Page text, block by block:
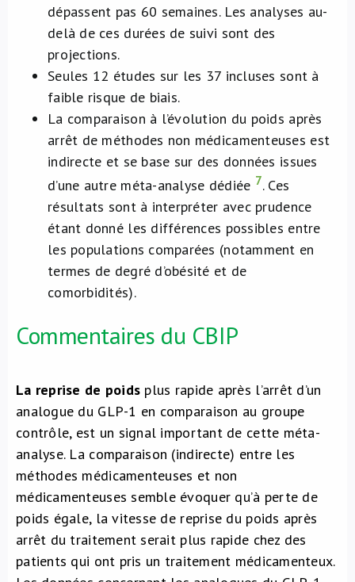
dépassent pas 60 semaines. Les analyses au-
delà de ces durées de suivi sont des
projections.
Seules 12 études sur les 37 incluses sont à
faible risque de biais.
La comparaison à l’évolution du poids après
arrêt de méthodes non médicamenteuses est
indirecte et se base sur des données issues
d’une autre méta-analyse dédiée 7. Ces
résultats sont à interpréter avec prudence
étant donné les différences possibles entre
les populations comparées (notamment en
termes de degré d’obésité et de
comorbidités).
Commentaires du CBIP
La reprise de poids plus rapide après l’arrêt d’un
analogue du GLP-1 en comparaison au groupe
contrôle, est un signal important de cette méta-
analyse. La comparaison (indirecte) entre les
méthodes médicamenteuses et non
médicamenteuses semble évoquer qu’à perte de
poids égale, la vitesse de reprise du poids après
arrêt du traitement serait plus rapide chez des
patients qui ont pris un traitement médicamenteux.